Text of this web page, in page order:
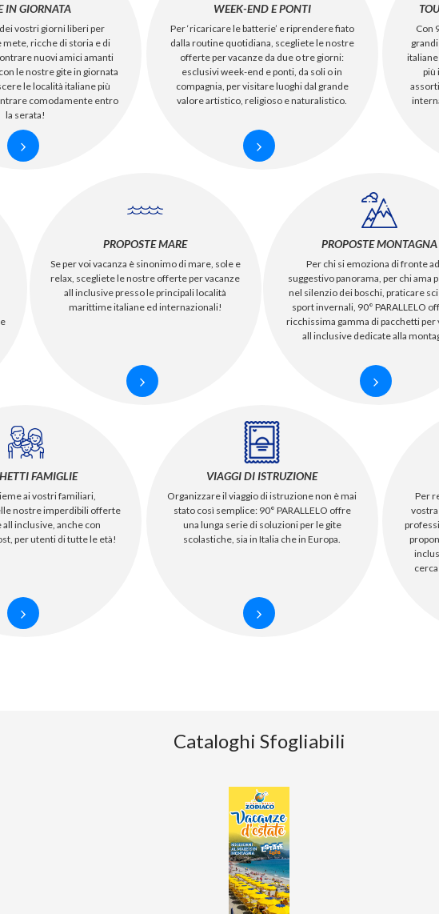
IN GIORNATA
vostri giorni liberi per
mete, ricche di storia e di
nuovi amici amanti
le nostre gite in giornata
le località italiane più
comodamente entro
la serata!
WEEK-END E PONTI
Per ‘ricaricare le batterie’ e riprendere fiato
dalla routine quotidiana, scegliete le nostre
offerte per vacanze da due o tre giorni:
esclusivi week-end e ponti, da soli o in
compagnia, per visitare luoghi dal grande
valore artistico, religioso e naturalistico.
Con
più
PROPOSTE MARE
Se per voi vacanza è sinonimo di mare, sole e
relax, scegliete le nostre offerte per vacanze
all inclusive presso le principali località
marittime italiane ed internazionali!
PROPOSTE MONTAGNA
Per chi si emoziona di fronte
suggestivo panorama, per chi ama
nel silenzio dei boschi, praticare
sport invernali, 90° PARALLELO
ricchissima gamma di pacchetti per
all inclusive dedicate alla
FAMIGLIE
ai vostri familiari,
nostre imperdibili offerte
all inclusive, anche con
per utenti di tutte le età!
VIAGGI DI ISTRUZIONE
Organizzare il viaggio di istruzione non è mai
stato così semplice: 90° PARALLELO offre
una lunga serie di soluzioni per le gite
scolastiche, sia in Italia che in Europa.
Per
Cataloghi Sfogliabili